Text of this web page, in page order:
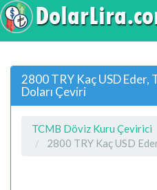
2800 TRY Kaç USD Eder,
Doları Çeviri
TCMB Döviz Kuru Çevirici
2800 TRY Kaç USD